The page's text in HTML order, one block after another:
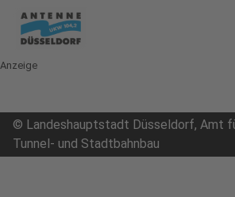
Anzeige
© Landeshauptstadt Düsseldorf, Amt
Tunnel- und Stadtbahnbau